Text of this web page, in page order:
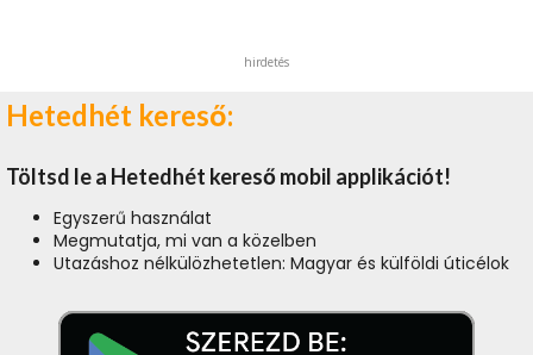
hirdetés
Hetedhét kereső:
Töltsd le a Hetedhét kereső mobil applikációt!
Egyszerű használat
Megmutatja, mi van a közelben
Utazáshoz nélkülözhetetlen: Magyar és külföldi úticélok